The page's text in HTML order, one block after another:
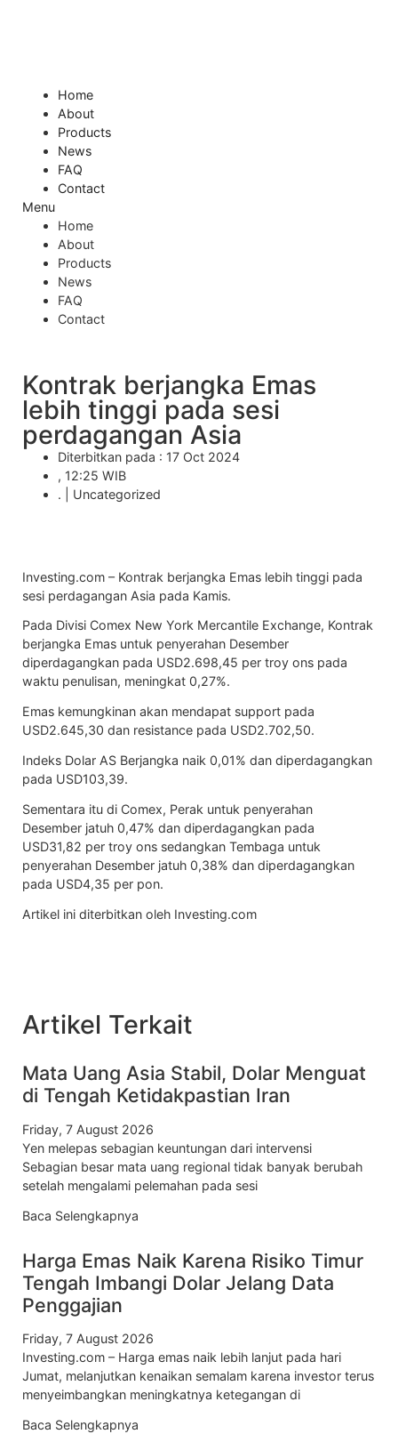
Home
About
Products
News
FAQ
Contact
Menu
Home
About
Products
News
FAQ
Contact
Kontrak berjangka Emas
lebih tinggi pada sesi
perdagangan Asia
Diterbitkan pada : 17 Oct 2024
, 12:25 WIB
. |
Uncategorized
Investing.com – Kontrak berjangka Emas lebih tinggi pada
sesi perdagangan Asia pada Kamis.
Pada Divisi Comex New York Mercantile Exchange, Kontrak
berjangka Emas untuk penyerahan Desember
diperdagangkan pada USD2.698,45 per troy ons pada
waktu penulisan, meningkat 0,27%.
Emas kemungkinan akan mendapat support pada
USD2.645,30 dan resistance pada USD2.702,50.
Indeks Dolar AS Berjangka naik 0,01% dan diperdagangkan
pada USD103,39.
Sementara itu di Comex, Perak untuk penyerahan
Desember jatuh 0,47% dan diperdagangkan pada
USD31,82 per troy ons sedangkanTembaga untuk
penyerahan Desember jatuh 0,38% dan diperdagangkan
pada USD4,35 per pon.
Artikel ini diterbitkan oleh Investing.com
Artikel Terkait
Mata Uang Asia Stabil, Dolar Menguat
di Tengah Ketidakpastian Iran
Friday, 7 August 2026
Yen melepas sebagian keuntungan dari intervensi
Sebagian besar mata uang regional tidak banyak berubah
setelah mengalami pelemahan pada sesi
Baca Selengkapnya
Harga Emas Naik Karena Risiko Timur
Tengah Imbangi Dolar Jelang Data
Penggajian
Friday, 7 August 2026
Investing.com – Harga emas naik lebih lanjut pada hari
Jumat, melanjutkan kenaikan semalam karena investor terus
menyeimbangkan meningkatnya ketegangan di
Baca Selengkapnya